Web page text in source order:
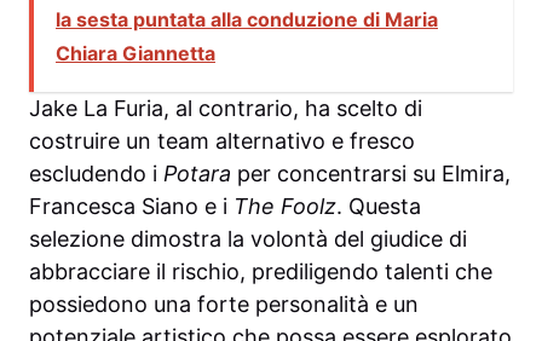
la sesta puntata alla conduzione di Maria
Chiara Giannetta
Jake La Furia, al contrario, ha scelto di
costruire un team alternativo e fresco
escludendo i Potara per concentrarsi su Elmira,
Francesca Siano e i The Foolz. Questa
selezione dimostra la volontà del giudice di
abbracciare il rischio, prediligendo talenti che
possiedono una forte personalità e un